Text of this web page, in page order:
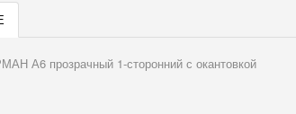
А6 прозрачный 1-сторонний с окантовкой